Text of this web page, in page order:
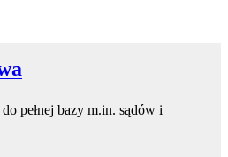
pełnej bazy m.in. sądów i